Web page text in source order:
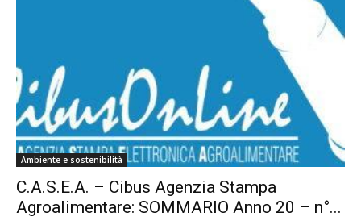
Ambiente e sostenibilità
C.A.S.E.A. – Cibus Agenzia Stampa
Agroalimentare: SOMMARIO Anno 20 – n°...